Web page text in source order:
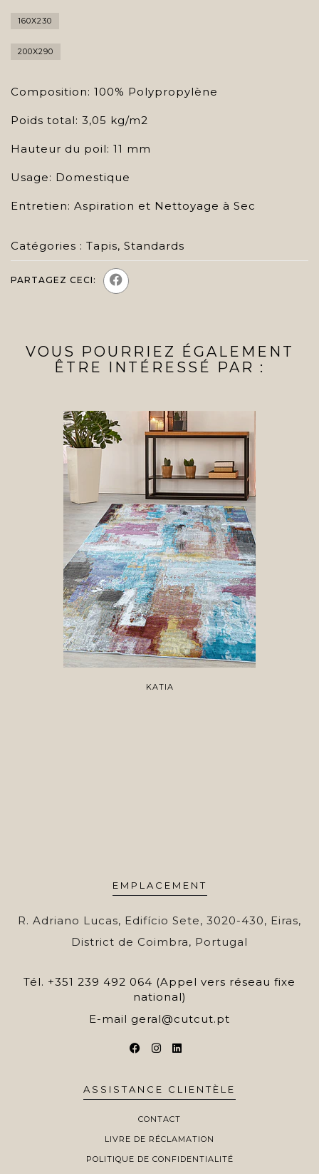
160X230
200X290
Composition: 100% Polypropylène
Poids total: 3,05 kg/m2
Hauteur du poil: 11 mm
Usage: Domestique
Entretien: Aspiration et Nettoyage à Sec
Catégories : Tapis, Standards
PARTAGEZ CECI:
VOUS POURRIEZ ÉGALEMENT
ÊTRE INTÉRESSÉ PAR :
KATIA
EMPLACEMENT
R. Adriano Lucas, Edifício Sete, 3020-430, Eiras,
District de Coimbra, Portugal
Tél. +351 239 492 064 (Appel vers réseau fixe
national)
E-mail geral@cutcut.pt
ASSISTANCE CLIENTÈLE
CONTACT
LIVRE DE RÉCLAMATION
POLITIQUE DE CONFIDENTIALITÉ